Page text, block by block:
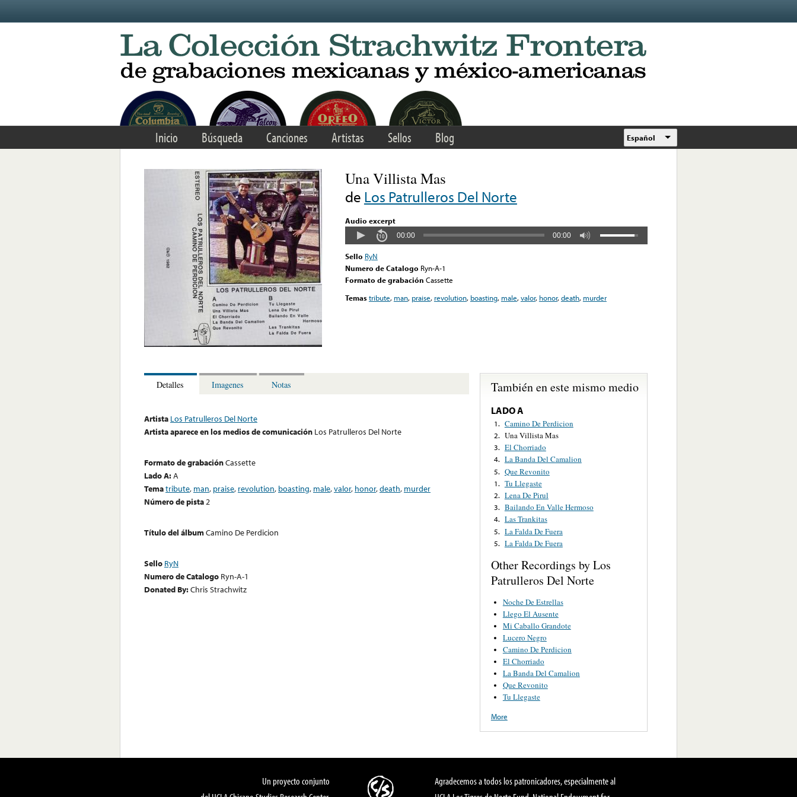
Inicio Búsqueda Canciones Artistas Sellos Blog Español
Una Villista Mas
de Los Patrulleros Del Norte
Audio excerpt
00:00 00:00
Sello RyN
Numero de Catalogo Ryn-A-1
Formato de grabación Cassette
Temastribute, man, praise, revolution, boasting, male,valor, honor,death, murder
Detalles Imagenes Notas
Artista Los Patrulleros Del Norte
Artista aparece en los medios de comunicación Los Patrulleros Del Norte
Formato de grabaciónCassette
Lado A:A
Tematribute, man, praise, revolution, boasting, male,valor, honor,death, murder
Número de pista2
Título del álbumCamino De Perdicion
Sello RyN
Numero de Catalogo Ryn-A-1
Donated By:Chris Strachwitz
También en este mismo medio
LADO A
1. Camino De Perdicion
2. Una Villista Mas
3. El Chorriado
4. La Banda Del Camalion
5. Que Revonito
1. Tu Llegaste
2. Lena De Pirul
3. Bailando En Valle Hermoso
4. Las Trankitas
5. La Falda De Fuera
5. La Falda De Fuera
Other Recordings by Los
Patrulleros Del Norte
Noche De Estrellas
Llego El Ausente
Mi Caballo Grandote
Lucero Negro
Camino De Perdicion
El Chorriado
La Banda Del Camalion
Que Revonito
Tu Llegaste
More
Un proyecto conjunto
Agradecemos a todos los patronicadores, especialmente al